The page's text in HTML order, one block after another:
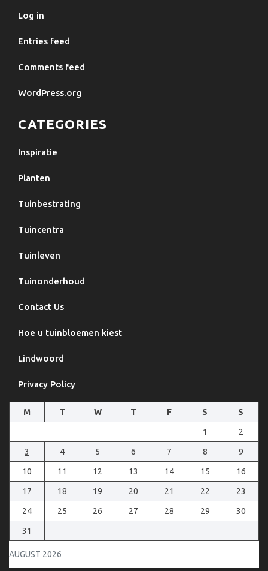
Log in
Entries feed
Comments feed
WordPress.org
CATEGORIES
Inspiratie
Planten
Tuinbestrating
Tuincentra
Tuinleven
Tuinonderhoud
Contact Us
Hoe u tuinbloemen kiest
Lindwoord
Privacy Policy
AUGUST 2026
M T W T F S S
1 2
3 4 5 6 7 8 9
10 11 12 13 14 15 16
17 18 19 20 21 22 23
24 25 26 27 28 29 30
31